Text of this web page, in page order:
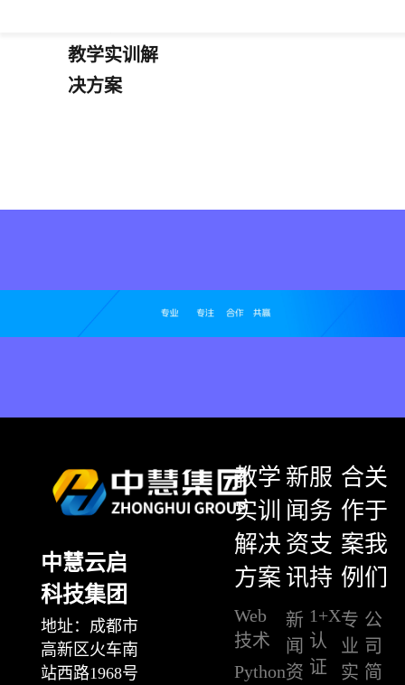
教学实训解
决方案
中慧云启
科技集团
地址：成都市
高新区火车南
站西路1968号
教学
实训
解决
方案
Web
技术
Python
新
闻
资
讯
新
闻
资
服
务
支
持
1+X
认
证
合
作
案
例
专
业
实
关
于
我
们
公
司
简